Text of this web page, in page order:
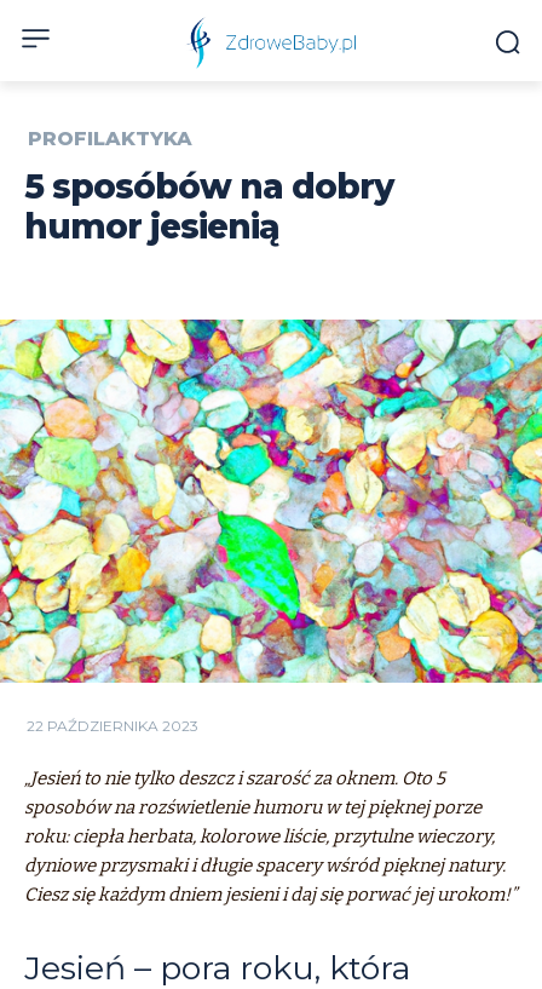
PROFILAKTYKA
5 sposóbów na dobry
humor jesienią
22 PAŹDZIERNIKA 2023
„Jesień to nie tylko deszcz i szarość za oknem. Oto 5
sposobów na rozświetlenie humoru w tej pięknej porze
roku: ciepła herbata, kolorowe liście, przytulne wieczory,
dyniowe przysmaki i długie spacery wśród pięknej natury.
Ciesz się każdym dniem jesieni i daj się porwać jej urokom!”
Jesień – pora roku, która